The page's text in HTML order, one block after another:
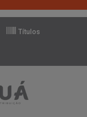
Títulos